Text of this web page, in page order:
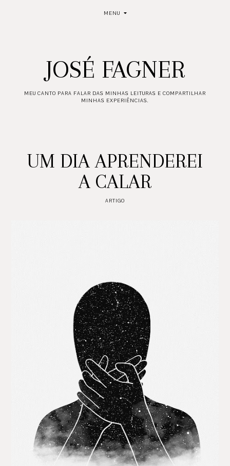
MENU
JOSÉ FAGNER
MEU CANTO PARA FALAR DAS MINHAS LEITURAS E COMPARTILHAR
MINHAS EXPERIÊNCIAS.
UM DIA APRENDEREI
A CALAR
ARTIGO